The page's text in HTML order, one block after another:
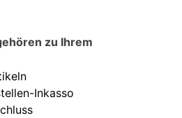
zu Ihrem
Inkasso